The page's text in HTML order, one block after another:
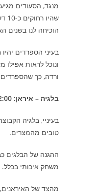
מנגד, הסעודים
הוכיחה לנו בשנים
בעיני הספרדים
ונוכל לראות
ורדה, כך שהספרדים
בלגיה – איראן: 22:00:
בעיניי, בלגיה
טובים מהמצרים.
ההגנה של הבלגים
משחק איכותי בכלל.
מהצד של